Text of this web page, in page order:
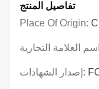
تفاصيل المنتج
Place Of Origin:
إصدار الشهادات: